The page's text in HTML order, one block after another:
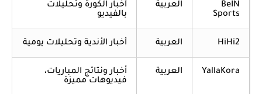
BeIN
Sports
العربية
أخبار الكورة وتحليلات
بالفيديو
HiHi2 العربية أخبار الأندية وتحليلات يومية
YallaKora العربية
أخبار ونتائج المباريات،
فيديوهات مميزة